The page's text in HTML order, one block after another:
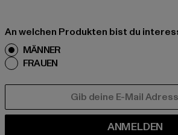
An welchen Produkten bist du
MÄNNER
FRAUEN
ANMELDEN